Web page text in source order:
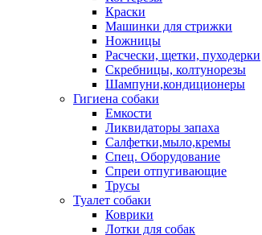
Краски
Машинки для стрижки
Ножницы
Расчески, щетки, пуходерки
Скребницы, колтунорезы
Шампуни,кондиционеры
Гигиена собаки
Емкости
Ликвидаторы запаха
Салфетки,мыло,кремы
Спец. Оборудование
Спреи отпугивающие
Трусы
Туалет собаки
Коврики
Лотки для собак